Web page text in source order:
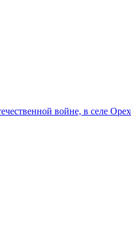
войне, в селе